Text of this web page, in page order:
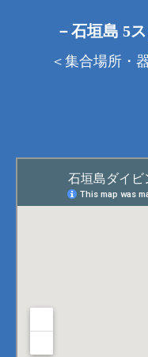
－石垣島 5
＜集合場所・